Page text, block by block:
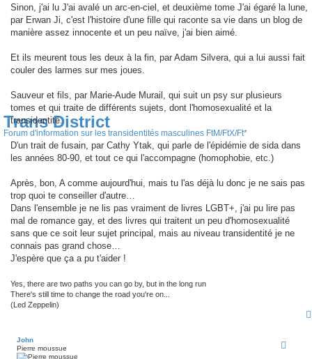
Trans District
Forum d'information sur les transidentités masculines FtM/FtX/Ft*
Sinon, j'ai lu J'ai avalé un arc-en-ciel, et deuxième tome J'ai égaré la lune,
par Erwan Ji, c'est l'histoire d'une fille qui raconte sa vie dans un blog de
manière assez innocente et un peu naïve, j'ai bien aimé.
Et ils meurent tous les deux à la fin, par Adam Silvera, qui a lui aussi fait
couler des larmes sur mes joues.
Sauveur et fils, par Marie-Aude Murail, qui suit un psy sur plusieurs
tomes et qui traite de différents sujets, dont l'homosexualité et la
transidentité.
D'un trait de fusain, par Cathy Ytak, qui parle de l'épidémie de sida dans
les années 80-90, et tout ce qui l'accompagne (homophobie, etc.)
Après, bon, A comme aujourd'hui, mais tu l'as déjà lu donc je ne sais pas
trop quoi te conseiller d'autre…
Dans l'ensemble je ne lis pas vraiment de livres LGBT+, j'ai pu lire pas
mal de romance gay, et des livres qui traitent un peu d'homosexualité
sans que ce soit leur sujet principal, mais au niveau transidentité je ne
connais pas grand chose…
J'espère que ça a pu t'aider !
Yes, there are two paths you can go by, but in the long run
There's still time to change the road you're on...
(Led Zeppelin)
John
Pierre moussue